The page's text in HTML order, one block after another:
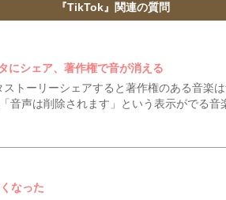
『TikTok』関連の質問
にシェア、著作権で音が消える
トーリーシェアすると著作権のある音楽
音声は削除されます」という表示がでる音
なった